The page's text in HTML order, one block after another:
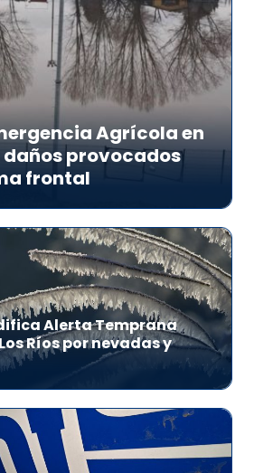
Agrícola en
daños provocados
frontal
Alerta Temprana
Ríos por nevadas y